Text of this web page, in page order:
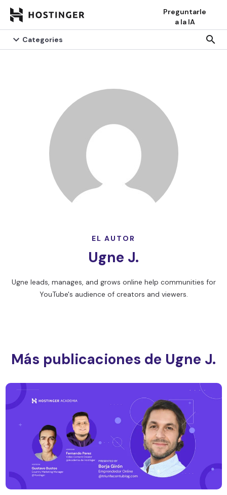
Preguntarle
a la IA
 Categories search
 Categories search
EL AUTOR
Ugne J.
Ugne leads, manages, and grows online help communities for
YouTube's audience of creators and viewers.
Más publicaciones de Ugne J.